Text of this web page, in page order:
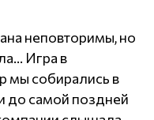
неповторимы, но
Игра в
мы собирались в
до самой поздней